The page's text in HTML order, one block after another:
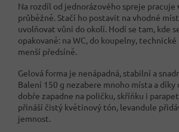
Na rozdíl od jednorázového spreje pracuje
průběžně. Stačí ho postavit na vhodné
uvolňovat vůni do okolí. Hodí se tam, kde
opakovaně: na WC, do koupelny,
menší předsíně.
Gelová forma je nenápadná, stabilní a
Balení 150 g nezabere mnoho místa a díky
dobře zapadne na poličku, skříňku i
přináší čistý květinový tón, levandule
jemnost.